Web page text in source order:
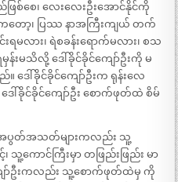
ြစ်စေ၊ လေးလေးဦးအောင်နိုင်ကို
တော့၊ ပြဿ နာအကြီးကျယ် တက်
ား၊ ရဲစခန်းရောက်မလား၊ စသ
န်းမသိလို့ ဒေါ်ခိုင်ခိုင်ကျော်ဦးကို မ
ေါ်ခိုင်ခိုင်ကျော်ဦးက ရုန်းလေ
ါ်ခိုင်ခိုင်ကျော်ဦး စောက်ဖုတ်ထဲ စိမ်
အပွတ်အသတ်များကလည်း သူ့
သူ့ကောင်ကြီးမှာ တဖြည်းဖြည်း မာ
ော်ဦးကလည်း သူ့စောက်ဖုတ်ထဲမှ ကို